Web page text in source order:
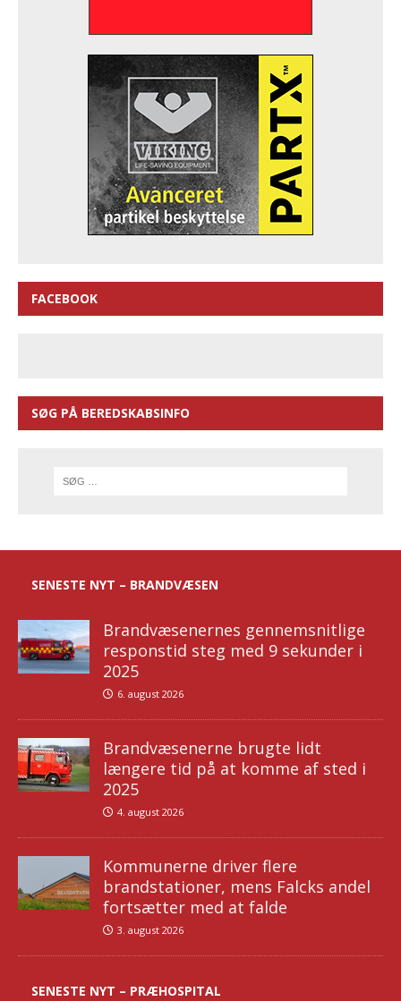
FACEBOOK
SØG PÅ BEREDSKABSINFO
SENESTE NYT – BRANDVÆSEN
Brandvæsenernes gennemsnitlige
responstid steg med 9 sekunder i
2025
6. august 2026
Brandvæsenerne brugte lidt
længere tid på at komme af sted i
2025
4. august 2026
Kommunerne driver flere
brandstationer, mens Falcks andel
fortsætter med at falde
3. august 2026
SENESTE NYT – PRÆHOSPITAL